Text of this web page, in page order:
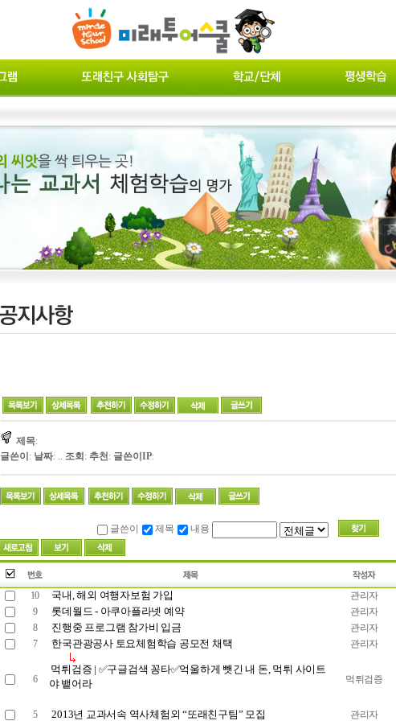
제목:
글쓴이 : 날짜: .. 조회 : 추천: 글쓴이IP:
글쓴이 제목 내용
10 국내, 해외 여행자보험 가입 관리자
9
롯데월드 - 아쿠아플라넷 예약 관리자
8
진행중 프로그램 참가비 입금 관리자
7
한국관광공사 토요체험학습 공모전 채택 관리자
6
먹튀검증 | ✅구글검색 꽁타✅억울하게 뺏긴 내 돈, 먹튀 사이트
야 뱉어라
먹튀검증
5 2013년 교과서속 역사체험외 “또래친구팀” 모집 관리자